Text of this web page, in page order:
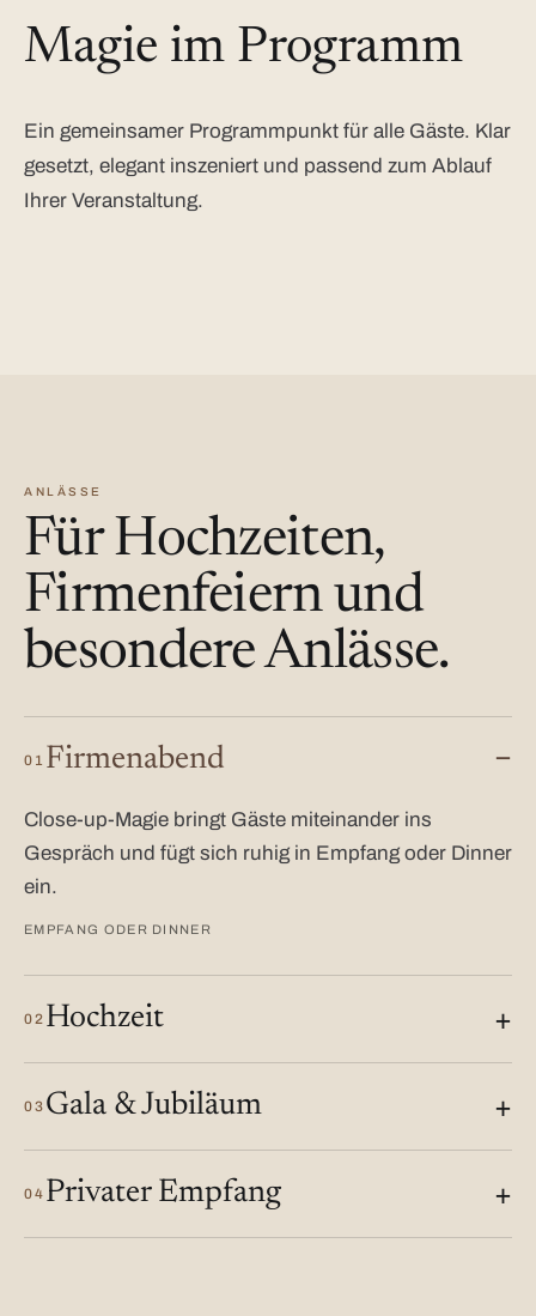
Magie im Programm
Ein gemeinsamer Programmpunkt für alle Gäste. Klar
gesetzt, elegant inszeniert und passend zum Ablauf
Ihrer Veranstaltung.
ANLÄSSE
Für Hochzeiten,
Firmenfeiern und
besondere Anlässe.
01 Firmenabend
Close-up-Magie bringt Gäste miteinander ins
Gespräch und fügt sich ruhig in Empfang oder Dinner
ein.
EMPFANG ODER DINNER
02 Hochzeit
03 Gala & Jubiläum
04 Privater Empfang